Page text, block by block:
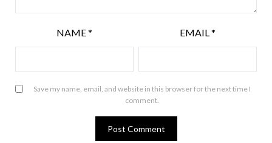
NAME* EMAIL*
Save my name, email, and website in this browser for the next time I
comment.